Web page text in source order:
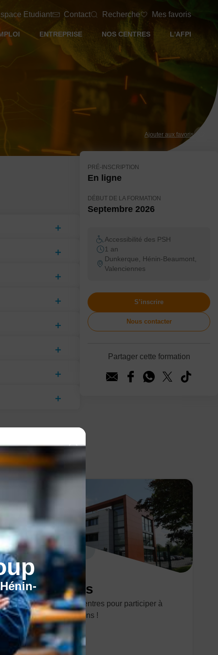
Etudiant Contact Recherche Mes favoris
ENTREPRISE NOS CENTRES L'AFPI
Ajouter aux favoris
PRÉ-INSCRIPTION
En ligne
DÉBUT DE LA FORMATION
Septembre 2026
Accessibilité des PSH
1 an
Dunkerque, Hénin-Beaumont,
Valenciennes
S’inscrire
Nous contacter
Partager cette formation
Nos centres
Découvrez nos 10 centres pour participer à
l'une de nos formations !